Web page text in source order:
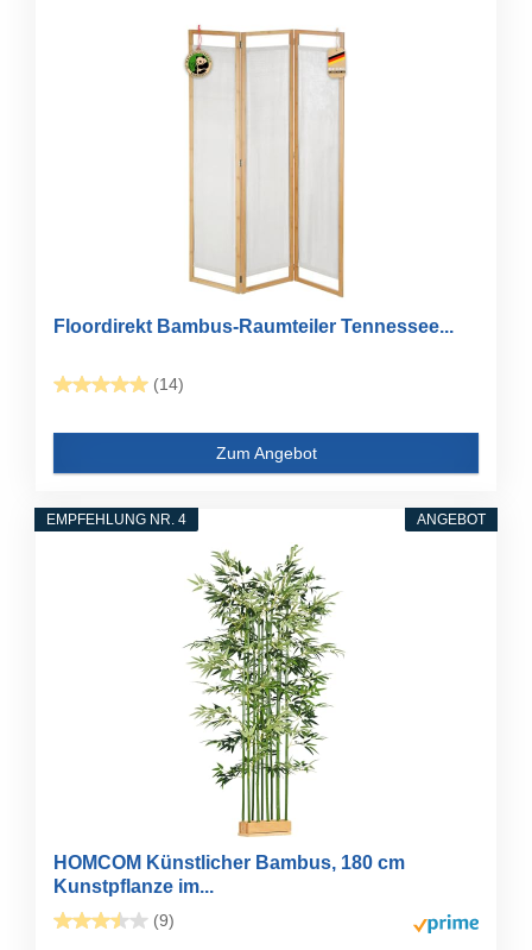
Floordirekt Bambus-Raumteiler Tennessee...
(14)
Zum Angebot
ANGEBOT
EMPFEHLUNG NR. 4
HOMCOM Künstlicher Bambus, 180 cm
Kunstpflanze im...
(9)